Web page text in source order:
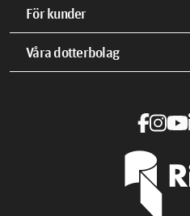
För kunder
Våra dotterbolag